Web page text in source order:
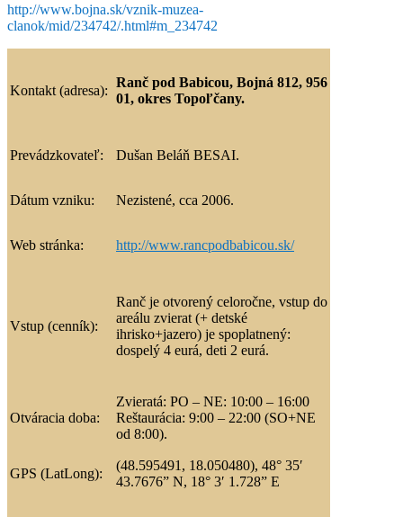
http://www.bojna.sk/vznik-muzea-
clanok/mid/234742/.html#m_234742
Kontakt (adresa):
Ranč pod Babicou, Bojná 812, 956
01, okres Topoľčany.
Prevádzkovateľ: Dušan Beláň BESAI.
Dátum vzniku: Nezistené, cca 2006.
Web stránka: http://www.rancpodbabicou.sk/
Vstup (cenník):
Ranč je otvorený celoročne, vstup do
areálu zvierat (+ detské
ihrisko+jazero) je spoplatnený:
dospelý 4 eurá, deti 2 eurá.
Otváracia doba:
Zvieratá: PO – NE: 10:00 – 16:00
Reštaurácia: 9:00 – 22:00 (SO+NE
od 8:00).
GPS (LatLong):
(48.595491, 18.050480), 48° 35′
43.7676” N, 18° 3′ 1.728” E